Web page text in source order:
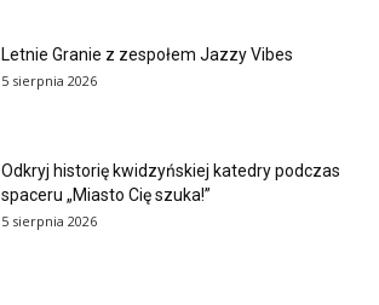
Letnie Granie z zespołem Jazzy Vibes
5 sierpnia 2026
Odkryj historię kwidzyńskiej katedry podczas
spaceru „Miasto Cię szuka!”
5 sierpnia 2026